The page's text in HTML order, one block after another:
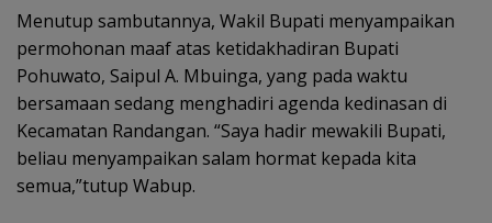
Menutup sambutannya, Wakil Bupati menyampaikan
permohonan maaf atas ketidakhadiran Bupati
Pohuwato, Saipul A. Mbuinga, yang pada waktu
bersamaan sedang menghadiri agenda kedinasan di
Kecamatan Randangan. “Saya hadir mewakili Bupati,
beliau menyampaikan salam hormat kepada kita
semua,”tutup Wabup.